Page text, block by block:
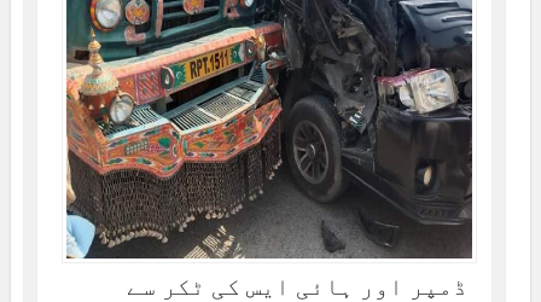
ڈمپر اور ہائی ایس کی ٹکر سے